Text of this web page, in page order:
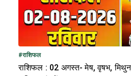
#राशिफल
राशिफल : 02 अगस्त- मेष, वृषभ,